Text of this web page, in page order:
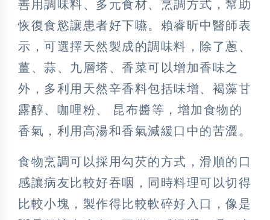
善用調味料、多元食材、烹調方式，幫助
恢復食慾讓患者好下嚥。賴睿昕中醫師表
示，可選擇天然製成的調味料，除了蔥、
薑、蒜、九層塔、香菜可以增加香味之
外，多利用天然辛香料包括味增、褐藻甘
露醇、咖哩粉、 昆布醬等，增加食物的
香氣，利用高湯和香氣減緩口中的苦澀。
食物烹調可以採用勾芡的方式，滑順的口
感讓病友比較好吞咽，同時料理可以切得
比較小塊，製作得比較軟碎好入口，像是